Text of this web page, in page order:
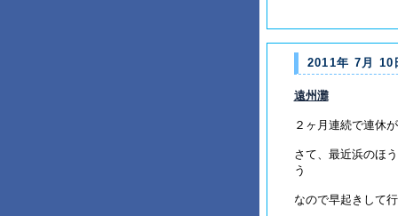
2011年 7月 10
遠州灘
２ヶ月連続で連休
さて、最近浜のほ
う
なので早起きして